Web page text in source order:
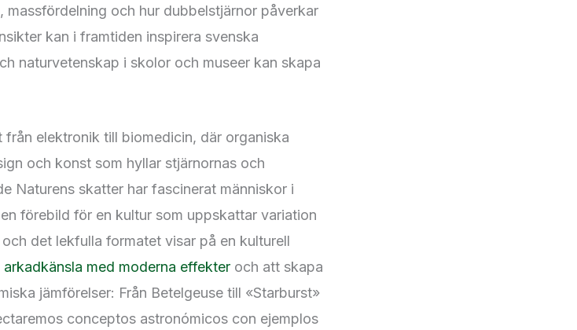
och hur dubbelstjärnor påverkar
kan i framtiden inspirera svenska
naturvetenskap i skolor och museer kan skapa
elektronik till biomedicin, där organiska
och konst som hyllar stjärnornas och
Naturens skatter har fascinerat människor i
förebild för en kultur som uppskattar variation
det lekfulla formatet visar på en kulturell
arkadkänsla med moderna effekter och att skapa
jämförelser: Från Betelgeuse till «Starburst»
conceptos astronómicos con ejemplos